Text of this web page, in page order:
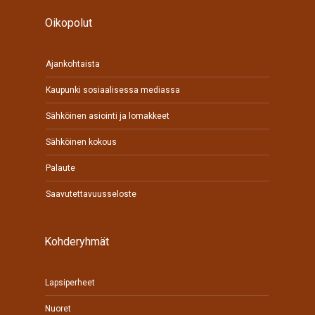
Oikopolut
Ajankohtaista
Kaupunki sosiaalisessa mediassa
Sähköinen asiointi ja lomakkeet
Sähköinen kokous
Palaute
Saavutettavuusseloste
Kohderyhmät
Lapsiperheet
Nuoret